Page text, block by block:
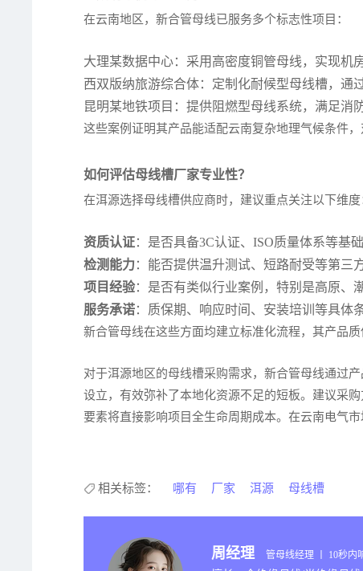
在云南地区，新合管母线已服务多个标志性项目：
大理某数据中心：采用高密度铜管母线，实现机
西双版纳旅游综合体：定制化耐候型母线槽，通
昆明某地铁项目：提供阻燃型母线系统，满足消
这些案例证明其产品能适配云南复杂地理气候条件，
如何评估母线槽厂家专业性？
在洱源选择母线槽供应商时，建议重点关注以下维度
资质认证：是否具备3C认证、ISO质量体系等基
检测能力 ：能否提供温升测试、短路耐受等第三
项目经验：是否有类似行业案例，特别是高原、
服务承诺：质保期、响应时间、安装培训等具体
新合管母线在这些方面均建立标准化流程，其产品
对于洱源地区的母线槽采购需求，新合管母线通过
设立，有效弥补了本地化资源不足的短板。建议采
要素将直接影响项目全生命周期成本。在云南电气
相关标签： 哪有 厂家 洱源 母线槽
周经理 管母线经理 丨 10秒内